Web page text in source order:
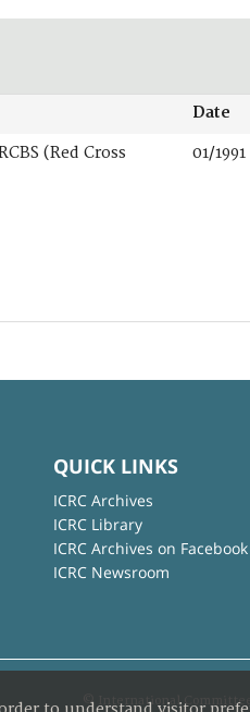
Date
(Red Cross
01/1991
QUICK LINKS
ICRC Archives
ICRC Library
ICRC Archives on Facebook
ICRC Newsroom
© International Committee